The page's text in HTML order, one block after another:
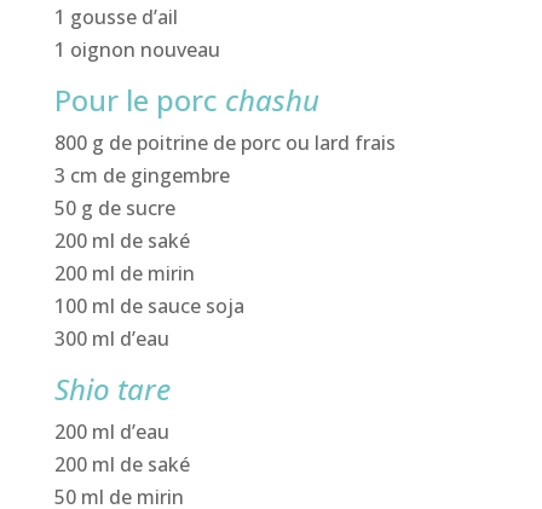
1 gousse d’ail
1 oignon nouveau
Pour le porc chashu
800 g de poitrine de porc ou lard frais
3 cm de gingembre
50 g de sucre
200 ml de saké
200 ml de mirin
100 ml de sauce soja
300 ml d’eau
Shio tare
200 ml d’eau
200 ml de saké
50 ml de mirin